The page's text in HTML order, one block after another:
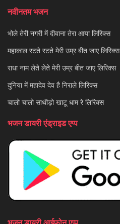
नवीनतम भजन
भोले तेरी नगरी में दीवाना तेरा आया लिरिक्स
महाकाल रटते रटते मेरी उम्र बीत जाए लिरिक्स
राधा नाम लेते लेते मेरी उम्र बीत जाए लिरिक्स
दुनिया में महादेव देव है निराले लिरिक्स
चालो चालो साथीड़ो खाटू धाम रे लिरिक्स
भजन डायरी एंड्राइड एप्प